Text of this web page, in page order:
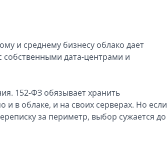
и среднему бизнесу облако дает
собственными дата-центрами и
152-ФЗ обязывает хранить
в облаке, и на своих серверах. Но если
за периметр, выбор сужается до